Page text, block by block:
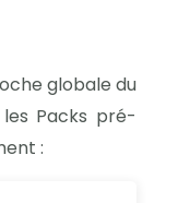
globale du
Packs pré-
: